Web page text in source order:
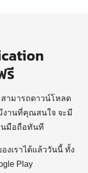
รี
สามารถดาวน์โหลด
งานที่คุณสนใจ จะมี
นมือถือทันที
งเราได้แล้ววันนี้ ทั้ง
Play